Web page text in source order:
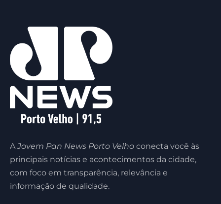
AJovem Pan News Porto Velho conecta você às
principais notícias e acontecimentos da cidade,
com foco em transparência, relevância e
informação de qualidade.